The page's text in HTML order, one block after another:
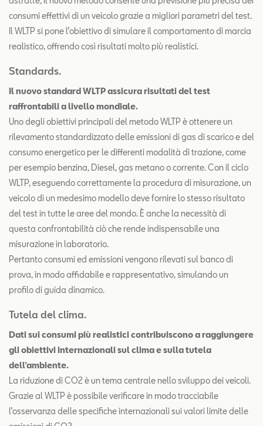
consumi effettivi di un veicolo grazie a migliori parametri del test.
Il WLTP si pone l’obiettivo di simulare il comportamento di marcia
realistico, offrendo così risultati molto più realistici.
Standards.
Il nuovo standard WLTP assicura risultati del test
raffrontabili a livello mondiale.
Uno degli obiettivi principali del metodo WLTP è ottenere un
rilevamento standardizzato delle emissioni di gas di scarico e del
consumo energetico per le differenti modalità di trazione, come
per esempio benzina, Diesel, gas metano o corrente. Con il ciclo
WLTP, eseguendo correttamente la procedura di misurazione, un
veicolo di un medesimo modello deve fornire lo stesso risultato
del test in tutte le aree del mondo. È anche la necessità di
questa confrontabilità ciò che rende indispensabile una
misurazione in laboratorio.
Pertanto consumi ed emissioni vengono rilevati sul banco di
prova, in modo affidabile e rappresentativo, simulando un
profilo di guida dinamico.
Tutela del clima.
Dati sui consumi più realistici contribuiscono a raggiungere
gli obiettivi internazionali sul clima e sulla tutela
dell’ambiente.
La riduzione di CO2 è un tema centrale nello sviluppo dei veicoli.
Grazie al WLTP è possibile verificare in modo tracciabile
l’osservanza delle specifiche internazionali sui valori limite delle